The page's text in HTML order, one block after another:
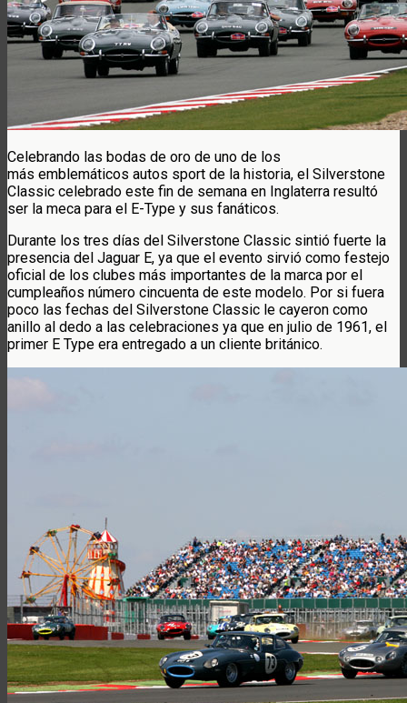
Celebrando las bodas de oro de uno de los
más emblemáticos autos sport de la historia, el Silverstone
Classic celebrado este fin de semana en Inglaterra resultó
ser la meca para el E-Type y sus fanáticos.
Durante los tres días del Silverstone Classic sintió fuerte la
presencia del Jaguar E, ya que el evento sirvió como festejo
oficial de los clubes más importantes de la marca por el
cumpleaños número cincuenta de este modelo. Por si fuera
poco las fechas del Silverstone Classic le cayeron como
anillo al dedo a las celebraciones ya que en julio de 1961, el
primer E Type era entregado a un cliente británico.